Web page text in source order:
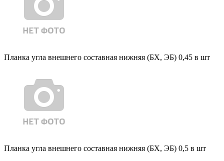
Планка угла внешнего составная нижняя (БХ, ЭБ) 0,45 в шт
Планка угла внешнего составная нижняя (БХ, ЭБ) 0,5 в шт